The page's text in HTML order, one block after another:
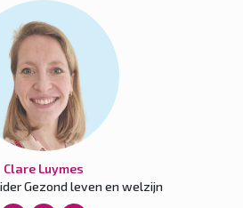
Clare Luymes
Gezond leven en welzijn